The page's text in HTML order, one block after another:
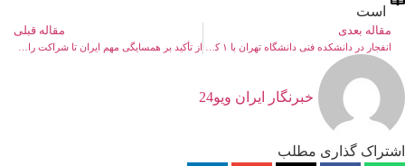
است
مقاله بعدی مقاله قبلی
خبرنگار ایران ویو24
اشتراک گذاری مطلب